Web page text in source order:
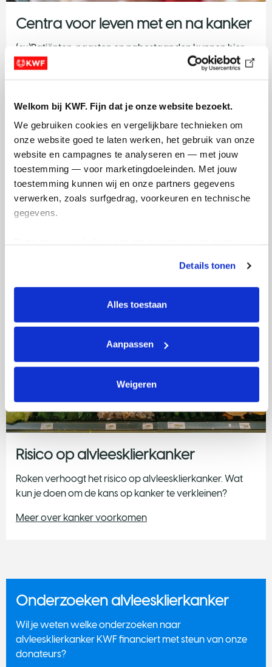
Welkom bij KWF. Fijn dat je onze website bezoekt.
We gebruiken cookies en vergelijkbare technieken om
onze website goed te laten werken, het gebruik van onze
website en campagnes te analyseren en — met jouw
toestemming — voor marketingdoeleinden. Met jouw
toestemming kunnen wij en onze partners gegevens
verwerken, zoals surfgedrag, voorkeuren en technische
gegevens.
tonen. Je kunt je toestemming op elk moment wijzigen of
intrekken via Cookie instellingen onderaan de pagina. De
lijst met cookies is te vinden in het tabblad “details”.
Details tonen
Alles toestaan
Aanpassen
Weigeren
Centra voor leven met en na kanker
(ex)Patiënten, naasten en nabestaanden kunnen hier
terecht om over hun ervaringen te praten. Of voor
voorlichting, activiteiten en contact met lotgenoten. Je
binnenlopen.
Meer over deze centra
Risico op alvleesklierkanker
Roken verhoogt het risico op alvleesklierkanker. Wat
kun je doen om de kans op kanker te verkleinen?
Meer over kanker voorkomen
Onderzoeken alvleesklierkanker
Wil je weten welke onderzoeken naar
alvleesklierkanker KWF financiert met steun van onze
donateurs?